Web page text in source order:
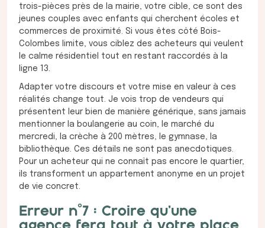
trois-pièces près de la mairie, votre cible, ce sont des
jeunes couples avec enfants qui cherchent écoles et
commerces de proximité. Si vous êtes côté Bois-
Colombes limite, vous ciblez des acheteurs qui veulent
le calme résidentiel tout en restant raccordés à la
ligne 13.
Adapter votre discours et votre mise en valeur à ces
réalités change tout. Je vois trop de vendeurs qui
présentent leur bien de manière générique, sans jamais
mentionner la boulangerie au coin, le marché du
mercredi, la crèche à 200 mètres, le gymnase, la
bibliothèque. Ces détails ne sont pas anecdotiques.
Pour un acheteur qui ne connaît pas encore le quartier,
ils transforment un appartement anonyme en un projet
de vie concret.
Erreur n°7 : Croire qu'une